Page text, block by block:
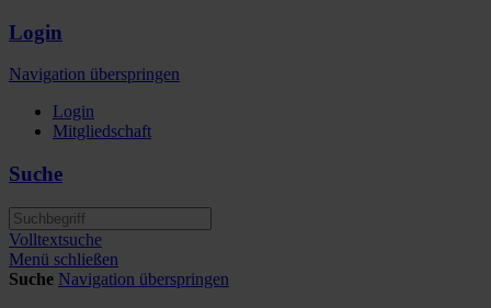
Login
Navigation überspringen
Login
Mitgliedschaft
Suche
Volltextsuche
Menü schließen
Suche Navigation überspringen